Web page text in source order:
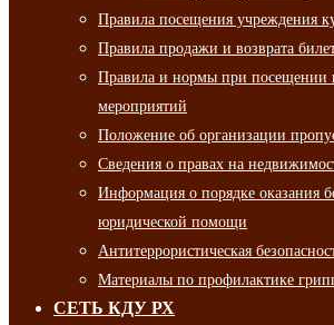
Правила посещения учреждения
Правила продажи и возврата
Правила и нормы при посещении
мероприятий
Положение об организации
Сведения о правах на
Информация о порядке оказания
юридической помощи
Антитеррористическая
Материалы по профилактике
СЕТЬ КДУ РХ